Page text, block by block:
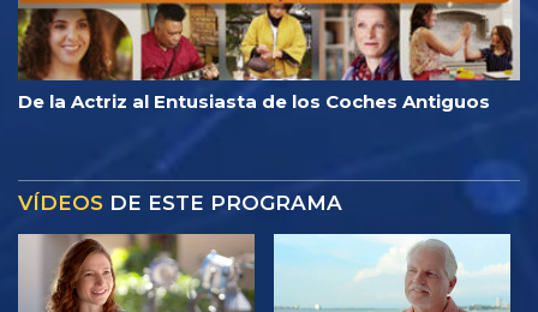
De la Actriz al Entusiasta de los Coches Antiguos
VÍDEOS DE ESTE PROGRAMA